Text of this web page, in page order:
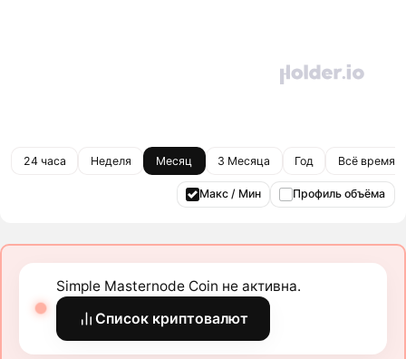
24 часа Неделя Месяц 3 Месяца Год Всё время
Макс / Мин Профиль объёма
Simple Masternode Coin не активна.
Список криптовалют